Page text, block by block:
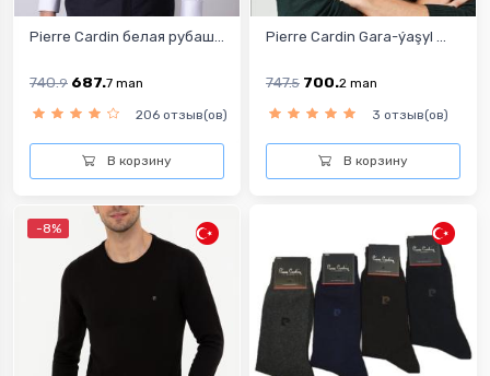
Pierre Cardin белая рубаш...
740.9 687.7 man
206 отзыв(ов)
В корзину
Pierre Cardin Gara-ýaşyl ...
747.5 700.2 man
3 отзыв(ов)
В корзину
-8%